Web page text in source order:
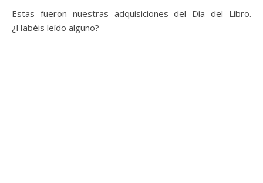
Estas fueron nuestras adquisiciones del Día del Libro.
¿Habéis leído alguno?